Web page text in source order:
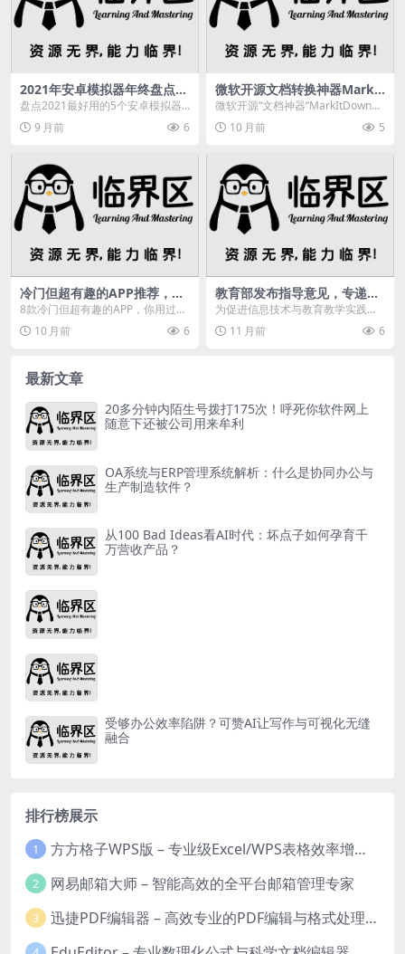
2021年安卓模拟器年终盘点：
这5款最值得推荐，你用过几
个？
盘点2021最好用的5个安卓模拟器,
马上就到2021年末了，一直都有很
多朋友都私...
9 月前 6
微软开源文档转换神器MarkIt
Down，多种格式一键转Mark
down
微软开源“文档神器”MarkItDown：
你的文档都能一键转成Markdow
n，...10 月前 5
冷门但超有趣的APP推荐，你
用过几款？像Cerulean、探记
等
8款冷门但超有趣的APP，你用过几
个？今天给大家推荐几款非常冷门
但超级有趣的AP...
10 月前 6
教育部发布指导意见，专递与
名师课堂助力教育发展
为促进信息技术与教育教学实践深
度融合，创新教育教学模式，促进
育人方式转变，教育部...
11 月前 6
最新文章
20多分钟内陌生号拨打175次！呼死你软件网上
随意下还被公司用来牟利
OA系统与ERP管理系统解析：什么是协同办公与
生产制造软件？
从100 Bad Ideas看AI时代：坏点子如何孕育千
万营收产品？
受够办公效率陷阱？可赞AI让写作与可视化无缝
融合
排行榜展示
1 方方格子WPS版 – 专业级Excel/WPS表格效率增强插件
2 网易邮箱大师 – 智能高效的全平台邮箱管理专家
3 迅捷PDF编辑器 – 高效专业的PDF编辑与格式处理工具